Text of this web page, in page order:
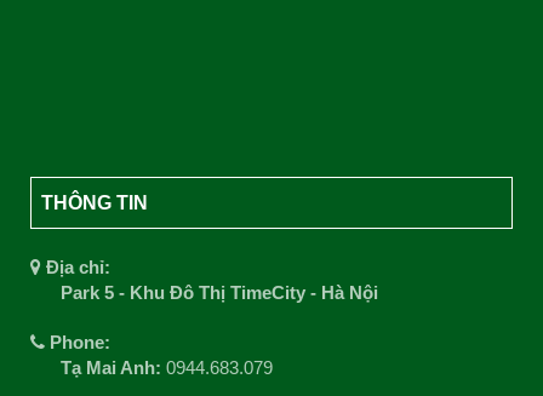
THÔNG TIN
Địa chỉ:
Park 5 - Khu Đô Thị TimeCity - Hà Nội
Phone:
Tạ Mai Anh: 0944.683.079